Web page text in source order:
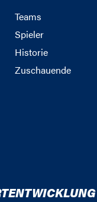
Teams
Spieler
Historie
Zuschauende